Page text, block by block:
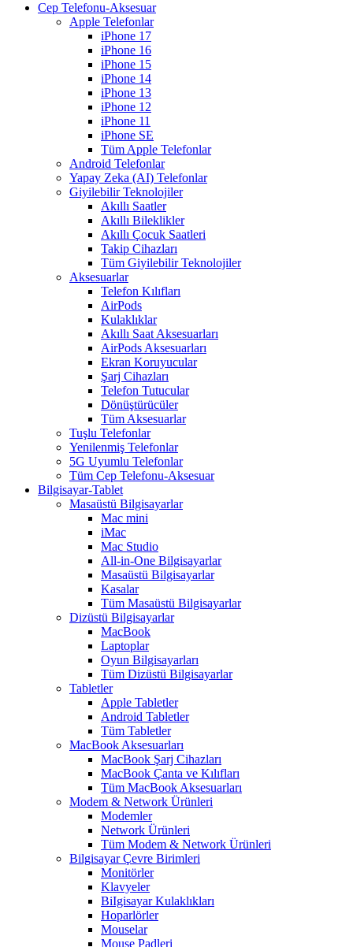
Cep Telefonu-Aksesuar
Apple Telefonlar
iPhone 17
iPhone 16
iPhone 15
iPhone 14
iPhone 13
iPhone 12
iPhone 11
iPhone SE
Tüm Apple Telefonlar
Android Telefonlar
Yapay Zeka (AI) Telefonlar
Giyilebilir Teknolojiler
Akıllı Saatler
Akıllı Bileklikler
Akıllı Çocuk Saatleri
Takip Cihazları
Tüm Giyilebilir Teknolojiler
Aksesuarlar
Telefon Kılıfları
AirPods
Kulaklıklar
Akıllı Saat Aksesuarları
AirPods Aksesuarları
Ekran Koruyucular
Şarj Cihazları
Telefon Tutucular
Dönüştürücüler
Tüm Aksesuarlar
Tuşlu Telefonlar
Yenilenmiş Telefonlar
5G Uyumlu Telefonlar
Tüm Cep Telefonu-Aksesuar
Bilgisayar-Tablet
Masaüstü Bilgisayarlar
Mac mini
iMac
Mac Studio
All-in-One Bilgisayarlar
Masaüstü Bilgisayarlar
Kasalar
Tüm Masaüstü Bilgisayarlar
Dizüstü Bilgisayarlar
MacBook
Laptoplar
Oyun Bilgisayarları
Tüm Dizüstü Bilgisayarlar
Tabletler
Apple Tabletler
Android Tabletler
Tüm Tabletler
MacBook Aksesuarları
MacBook Şarj Cihazları
MacBook Çanta ve Kılıfları
Tüm MacBook Aksesuarları
Modem & Network Ürünleri
Modemler
Network Ürünleri
Tüm Modem & Network Ürünleri
Bilgisayar Çevre Birimleri
Monitörler
Klavyeler
BiIgisayar Kulaklıkları
Hoparlörler
Mouselar
Mouse Padleri